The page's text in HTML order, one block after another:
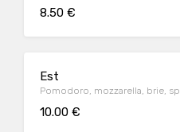
8.50 €
Est
Pomodoro, mozzarella, brie,
10.00 €